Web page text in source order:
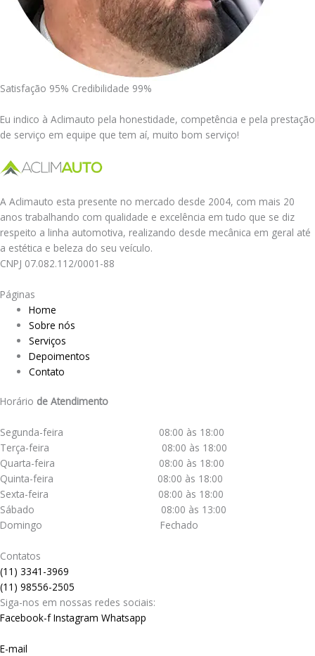
Satisfação 95% Credibilidade 99%
Eu indico à Aclimauto pela honestidade, competência e pela prestação
de serviço em equipe que tem aí, muito bom serviço!
A Aclimauto esta presente no mercado desde 2004, com mais 20
anos trabalhando com qualidade e excelência em tudo que se diz
respeito a linha automotiva, realizando desde mecânica em geral até
a estética e beleza do seu veículo.
CNPJ 07.082.112/0001-88
Páginas
Home
Sobre nós
Serviços
Depoimentos
Contato
Horário de Atendimento
Segunda-feira 08:00 às 18:00
Terça-feira 08:00 às 18:00
Quarta-feira 08:00 às 18:00
Quinta-feira 08:00 às 18:00
Sexta-feira 08:00 às 18:00
Sábado 08:00 às 13:00
Domingo Fechado
Contatos
(11) 3341-3969
(11) 98556-2505
Siga-nos em nossas redes sociais:
Facebook-fInstagram Whatsapp
E-mail